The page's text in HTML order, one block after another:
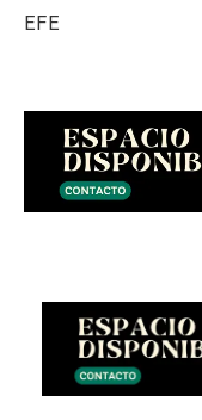
EFE